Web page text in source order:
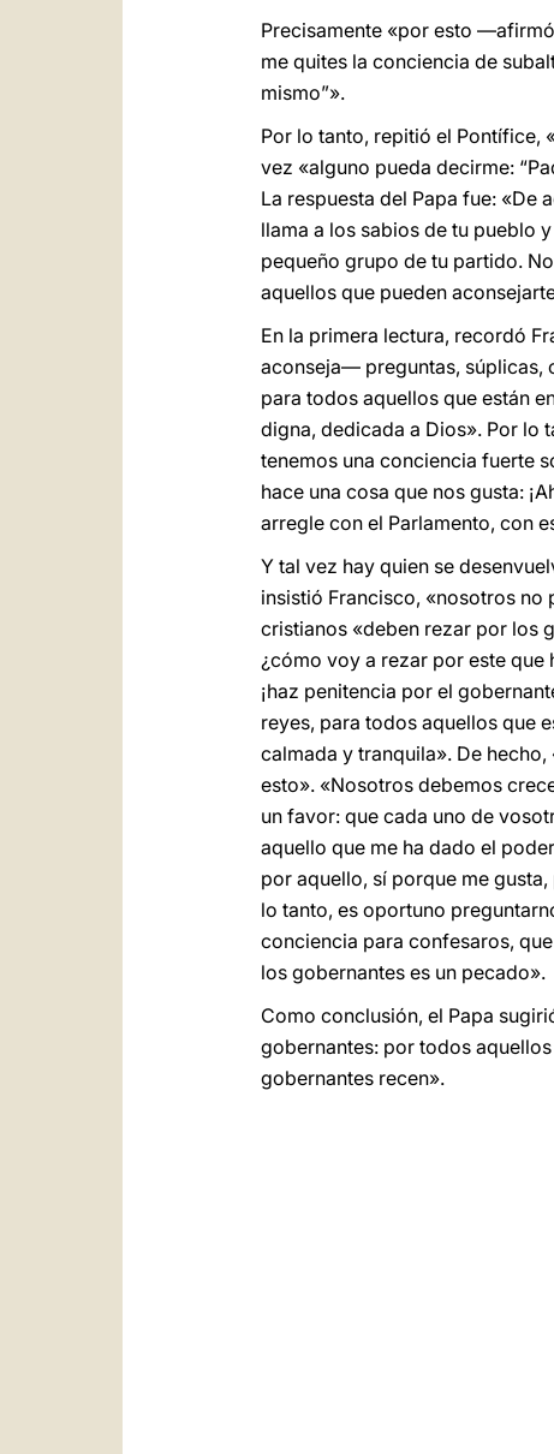
Precisamente «por esto
me quites la conciencia de
mismo”».
Por lo tanto, repitió el Pontífice,
vez «alguno pueda decirme:
La respuesta del Papa fue: «De
llama a los sabios de tu pueblo
pequeño grupo de tu partido.
aquellos que pueden
En la primera lectura, recordó
aconseja— preguntas,
para todos aquellos que están
digna, dedicada a Dios». Por lo
tenemos una conciencia fuerte
hace una cosa que nos gusta:
arregle con el Parlamento, con
Y tal vez hay quien se
insistió Francisco, «nosotros
cristianos «deben rezar por los
¿cómo voy a rezar por este que
¡haz penitencia por el
reyes, para todos aquellos que
calmada y tranquila». De
esto». «Nosotros debemos
un favor: que cada uno de
aquello que me ha dado el
por aquello, sí porque me
lo tanto, es oportuno
conciencia para confesaros,
los gobernantes es un pecado».
Como conclusión, el Papa
gobernantes: por todos
gobernantes recen».